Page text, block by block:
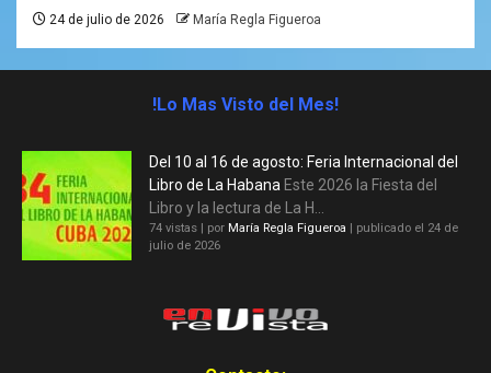
24 de julio de 2026 María Regla Figueroa
!Lo Mas Visto del Mes!
Del 10 al 16 de agosto: Feria Internacional del
Libro de La Habana Este 2026 la Fiesta del
Libro y la lectura de La H...
74 vistas | por María Regla Figueroa | publicado el 24 de
julio de 2026